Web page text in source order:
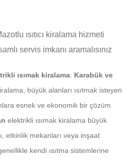
ısıtıcı kiralama hizmeti
servis imkanı aramalısınız
ısımak kiralama: Karabük ve
büyük alanları ısıtmak isteyen
esnek ve ekonomik bir çözüm
elektrikli ısımak kiralama büyük
etkinlik mekanları veya inşaat
kendi ısıtma sistemlerine